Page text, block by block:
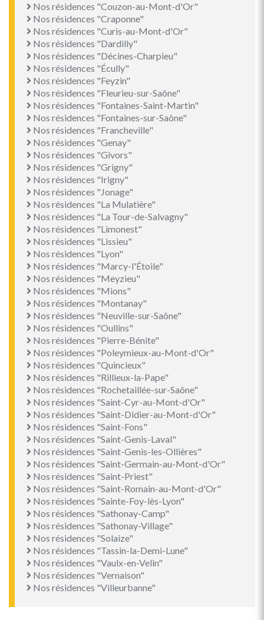
Nos résidences "Couzon-au-Mont-d'Or"
Nos résidences "Craponne"
Nos résidences "Curis-au-Mont-d'Or"
Nos résidences "Dardilly"
Nos résidences "Décines-Charpieu"
Nos résidences "Écully"
Nos résidences "Feyzin"
Nos résidences "Fleurieu-sur-Saône"
Nos résidences "Fontaines-Saint-Martin"
Nos résidences "Fontaines-sur-Saône"
Nos résidences "Francheville"
Nos résidences "Genay"
Nos résidences "Givors"
Nos résidences "Grigny"
Nos résidences "Irigny"
Nos résidences "Jonage"
Nos résidences "La Mulatière"
Nos résidences "La Tour-de-Salvagny"
Nos résidences "Limonest"
Nos résidences "Lissieu"
Nos résidences "Lyon"
Nos résidences "Marcy-l'Étoile"
Nos résidences "Meyzieu"
Nos résidences "Mions"
Nos résidences "Montanay"
Nos résidences "Neuville-sur-Saône"
Nos résidences "Oullins"
Nos résidences "Pierre-Bénite"
Nos résidences "Poleymieux-au-Mont-d'Or"
Nos résidences "Quincieux"
Nos résidences "Rillieux-la-Pape"
Nos résidences "Rochetaillée-sur-Saône"
Nos résidences "Saint-Cyr-au-Mont-d'Or"
Nos résidences "Saint-Didier-au-Mont-d'Or"
Nos résidences "Saint-Fons"
Nos résidences "Saint-Genis-Laval"
Nos résidences "Saint-Genis-les-Ollières"
Nos résidences "Saint-Germain-au-Mont-d'Or"
Nos résidences "Saint-Priest"
Nos résidences "Saint-Romain-au-Mont-d'Or"
Nos résidences "Sainte-Foy-lès-Lyon"
Nos résidences "Sathonay-Camp"
Nos résidences "Sathonay-Village"
Nos résidences "Solaize"
Nos résidences "Tassin-la-Demi-Lune"
Nos résidences "Vaulx-en-Velin"
Nos résidences "Vernaison"
Nos résidences "Villeurbanne"